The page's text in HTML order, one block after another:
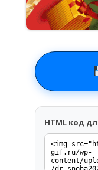
HTML код